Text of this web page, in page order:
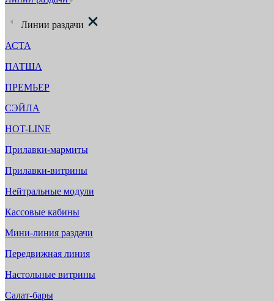
Линии раздачи
АСТА
ПАТША
ПРЕМЬЕР
СЭЙЛА
HOT-LINE
Прилавки-мармиты
Прилавки-витрины
Нейтральные модули
Кассовые кабины
Мини-линия раздачи
Передвижная линия
Настольные витрины
Салат-бары